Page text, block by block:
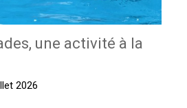
une activité à la
2026